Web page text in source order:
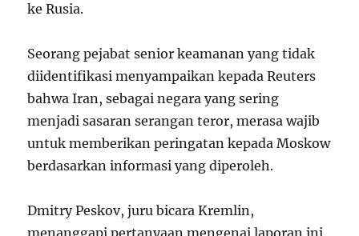
ke Rusia.
Seorang pejabat senior keamanan yang tidak
diidentifikasi menyampaikan kepada Reuters
bahwa Iran, sebagai negara yang sering
menjadi sasaran serangan teror, merasa wajib
untuk memberikan peringatan kepada Moskow
berdasarkan informasi yang diperoleh.
Dmitry Peskov, juru bicara Kremlin,